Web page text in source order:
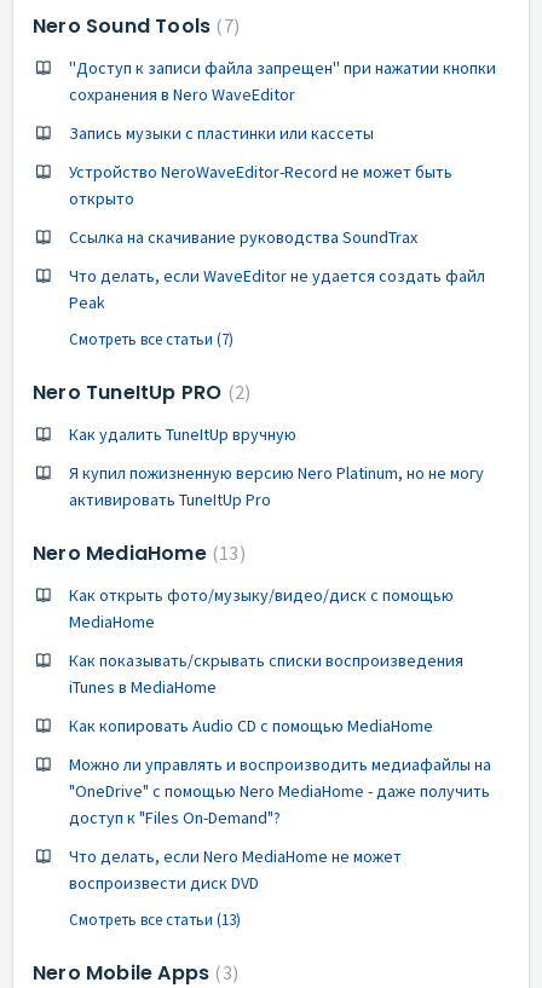
Nero Sound Tools 7
''Доступ к записи файла запрещен'' при нажатии кнопки
сохранения в Nero WaveEditor
Запись музыки с пластинки или кассеты
Устройство NeroWaveEditor-Record не может быть
открыто
Ссылка на скачивание руководства SoundTrax
Что делать, если WaveEditor не удается создать файл
Peak
Смотреть все статьи (7)
Nero TuneItUp PRO 2
Как удалить TuneItUp вручную
Я купил пожизненную версию Nero Platinum, но не могу
активировать TuneItUp Pro
Nero MediaHome 13
Как открыть фото/музыку/видео/диск с помощью
MediaHome
Как показывать/скрывать списки воспроизведения
iTunes в MediaHome
Как копировать Audio CD с помощью MediaHome
Можно ли управлять и воспроизводить медиафайлы на
"OneDrive" с помощью Nero MediaHome - даже получить
доступ к "Files On-Demand"?
Что делать, если Nero MediaHome не может
воспроизвести диск DVD
Смотреть все статьи (13)
Nero Mobile Apps 3